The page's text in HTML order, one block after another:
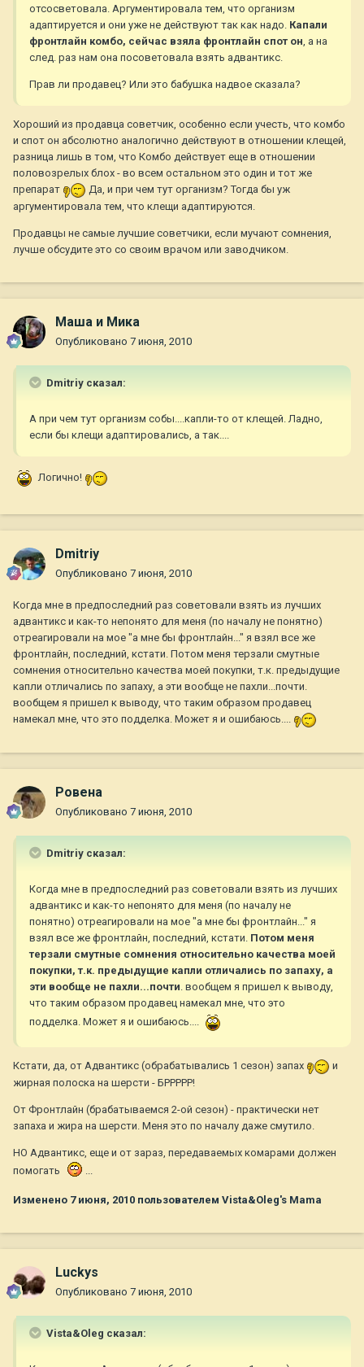
отсосветовала. Аргументировала тем, что организм
адаптируется и они уже не действуют так как надо. Капали
фронтлайн комбо, сейчас взяла фронтлайн спот он, а на
след. раз нам она посоветовала взять адвантикс.
Прав ли продавец? Или это бабушка надвое сказала?
Хороший из продавца советчик, особенно если учесть, что комбо
и спот он абсолютно аналогично действуют в отношении клещей,
разница лишь в том, что Комбо действует еще в отношении
половозрелых блох - во всем остальном это один и тот же
препарат
Да, и при чем тут организм? Тогда бы уж
аргументировала тем, что клещи адаптируются.
Продавцы не самые лучшие советчики, если мучают сомнения,
лучше обсудите это со своим врачом или заводчиком.
Маша и Мика
Опубликовано 7 июня, 2010
Dmitriy сказал:
А при чем тут организм собы....капли-то от клещей. Ладно,
если бы клещи адаптировались, а так....
Логично!
Dmitriy
Опубликовано 7 июня, 2010
Когда мне в предпоследний раз советовали взять из лучших
адвантикс и как-то непонято для меня (по началу не понятно)
отреагировали на мое "а мне бы фронтлайн..." я взял все же
фронтлайн, последний, кстати. Потом меня терзали смутные
сомнения относительно качества моей покупки, т.к. предыдущие
капли отличались по запаху, а эти вообще не пахли...почти.
вообщем я пришел к выводу, что таким образом продавец
намекал мне, что это подделка. Может я и ошибаюсь....
Ровена
Опубликовано 7 июня, 2010
Dmitriy сказал:
Когда мне в предпоследний раз советовали взять из лучших
адвантикс и как-то непонято для меня (по началу не
понятно) отреагировали на мое "а мне бы фронтлайн..." я
взял все же фронтлайн, последний, кстати. Потом меня
терзали смутные сомнения относительно качества моей
покупки, т.к. предыдущие капли отличались по запаху, а
эти вообще не пахли...почти. вообщем я пришел к выводу,
что таким образом продавец намекал мне, что это
подделка. Может я и ошибаюсь....
Кстати, да, от Адвантикс (обрабатывались 1 сезон) запах
и
жирная полоска на шерсти - БРРРРР!
От Фронтлайн (брабатываемся 2-ой сезон) - практически нет
запаха и жира на шерсти. Меня это по началу даже смутило.
НО Адвантикс, еще и от зараз, передаваемых комарами должен
помогать
Изменено 7 июня, 2010 пользователем Vista&Oleg's Mama
Luckys
Опубликовано 7 июня, 2010
Vista&Oleg сказал: